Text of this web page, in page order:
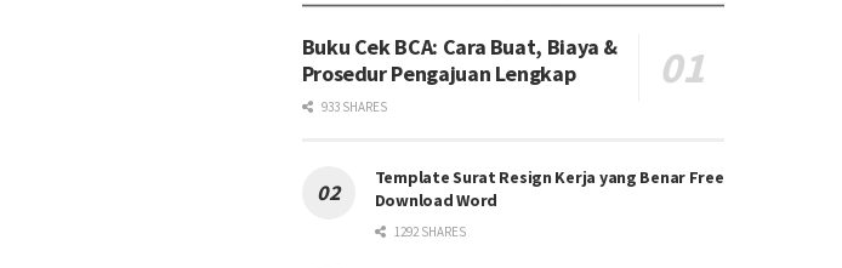
Buku Cek BCA: Cara Buat, Biaya &
Prosedur Pengajuan Lengkap
933 SHARES
Template Surat Resign Kerja yang Benar Free
Download Word
1292 SHARES